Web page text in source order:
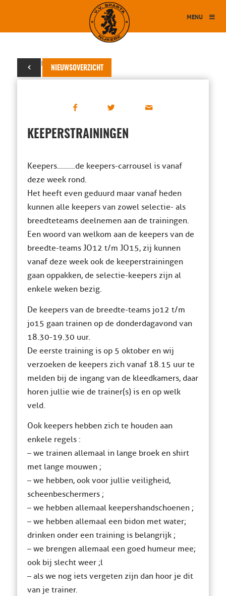
MENU
NIEUWSOVERZICHT
04 oktober 2017
KEEPERSTRAININGEN
Keepers………de keepers-carrousel is vanaf
deze week rond.
Het heeft even geduurd maar vanaf heden
kunnen alle keepers van zowel selectie- als
breedteteams deelnemen aan de trainingen.
Een woord van welkom aan de keepers van de
breedte-teams JO12 t/m JO15, zij kunnen
vanaf deze week ook de keeperstrainingen
gaan oppakken, de selectie-keepers zijn al
enkele weken bezig.
De keepers van de breedte-teams jo12 t/m
jo15 gaan trainen op de donderdagavond van
18.30-19.30 uur.
De eerste training is op 5 oktober en wij
verzoeken de keepers zich vanaf 18.15 uur te
melden bij de ingang van de kleedkamers, daar
horen jullie wie de trainer(s) is en op welk
veld.
Ook keepers hebben zich te houden aan
enkele regels :
– we trainen allemaal in lange broek en shirt
met lange mouwen ;
– we hebben, ook voor jullie veiligheid,
scheenbeschermers ;
– we hebben allemaal keepershandschoenen ;
– we hebben allemaal een bidon met water;
drinken onder een training is belangrijk ;
– we brengen allemaal een goed humeur mee;
ook bij slecht weer ;l
– als we nog iets vergeten zijn dan hoor je dit
van je trainer.